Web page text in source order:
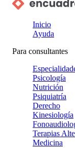
Inicio
Ayuda
Para consultantes
Psicología
Nutrición
Psiquiatría
Derecho
Kinesiología
Terapias
Medicina